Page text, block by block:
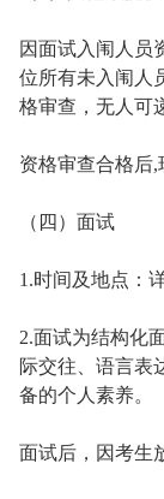
因面试入闱人员
位所有未入闱人
格审查，无人可
资格审查合格后,
（四）面试
1.时间及地点：
2.面试为结构化
际交往、语言表
备的个人素养。
面试后，因考生